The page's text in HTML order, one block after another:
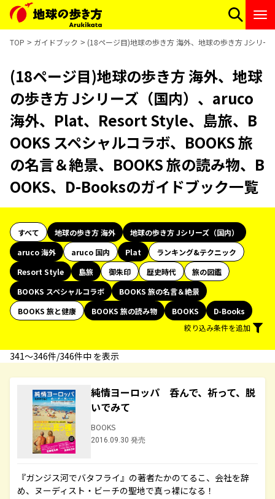
TOP ガイドブック (18ページ目)地球の歩き方 海外、地球の歩き方 Jシリー
(18ページ目)地球の歩き方 海外、地球
の歩き方 Jシリーズ（国内）、aruco
海外、Plat、Resort Style、島旅、B
OOKS スペシャルコラボ、BOOKS 旅
の名言＆絶景、BOOKS 旅の読み物、B
OOKS、D-Booksのガイドブック一覧
すべて 地球の歩き方 海外
地球の歩き方 Jシリーズ（国内）
aruco 海外
aruco 国内 Plat
ランキング&テクニック
Resort Style
島旅 御朱印 歴史時代
旅の図鑑
BOOKS スペシャルコラボ
BOOKS 旅の名言＆絶景
BOOKS 旅と健康
BOOKS 旅の読み物 BOOKS
D-Books
絞り込み条件を追加
341〜346件/346件中 を表示
純情ヨーロッパ 呑んで、祈って、脱
いでみて
BOOKS
2016.09.30 発売
『ガンジス河でバタフライ』の著者たかのてるこ、会社を辞
め、ヌーディスト・ビーチの聖地で真っ裸になる！